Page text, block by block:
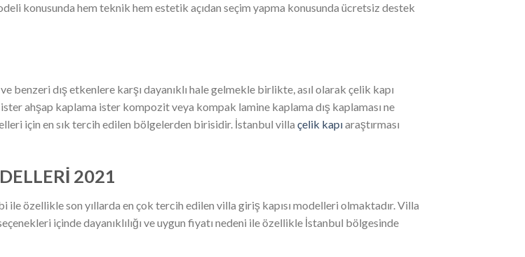
konusunda hem teknik hem estetik açıdan seçim yapma konusunda ücretsiz destek
benzeri dış etkenlere karşı dayanıklı hale gelmekle birlikte, asıl olarak çelik kapı
ahşap kaplama ister kompozit veya kompak lamine kaplama dış kaplaması ne
için en sık tercih edilen bölgelerden birisidir. İstanbul villa çelik kapıaraştırması
2021
ile özellikle son yıllarda en çok tercih edilen villa giriş kapısı modelleri olmaktadır. Villa
içinde dayanıklılığı ve uygun fiyatı nedeni ile özellikle İstanbul bölgesinde